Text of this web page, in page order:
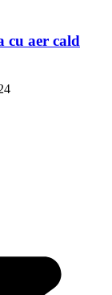
cu aer cald